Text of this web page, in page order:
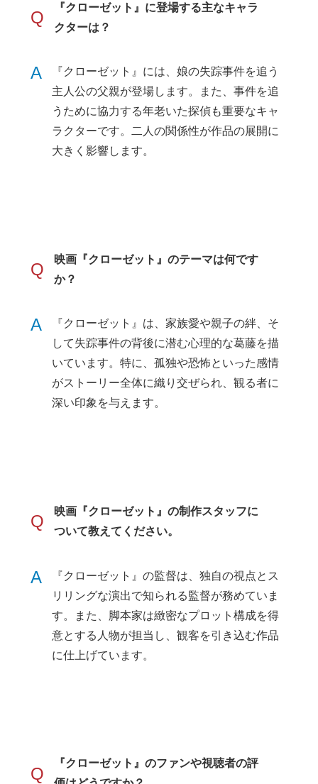
Q
『クローゼット』に登場する主なキャラ
クターは？
A
『クローゼット』には、娘の失踪事件を追う
主人公の父親が登場します。また、事件を追
うために協力する年老いた探偵も重要なキャ
ラクターです。二人の関係性が作品の展開に
大きく影響します。
Q
映画『クローゼット』のテーマは何です
か？
A
『クローゼット』は、家族愛や親子の絆、そ
して失踪事件の背後に潜む心理的な葛藤を描
いています。特に、孤独や恐怖といった感情
がストーリー全体に織り交ぜられ、観る者に
深い印象を与えます。
Q
映画『クローゼット』の制作スタッフに
ついて教えてください。
A
『クローゼット』の監督は、独自の視点とス
リリングな演出で知られる監督が務めていま
す。また、脚本家は緻密なプロット構成を得
意とする人物が担当し、観客を引き込む作品
に仕上げています。
Q
『クローゼット』のファンや視聴者の評